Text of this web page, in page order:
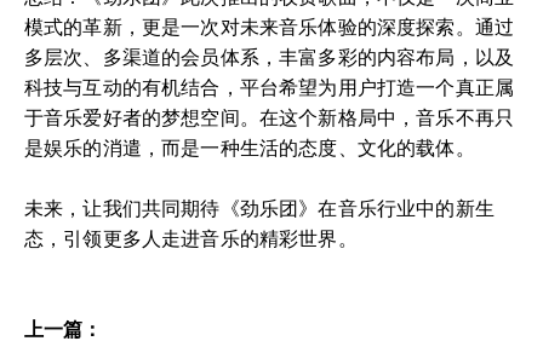
模式的革新，更是一次对未来音乐体验的深度探索。通过
多层次、多渠道的会员体系，丰富多彩的内容布局，以及
科技与互动的有机结合，平台希望为用户打造一个真正属
于音乐爱好者的梦想空间。在这个新格局中，音乐不再只
是娱乐的消遣，而是一种生活的态度、文化的载体。
未来，让我们共同期待《劲乐团》在音乐行业中的新生
态，引领更多人走进音乐的精彩世界。
上一篇：